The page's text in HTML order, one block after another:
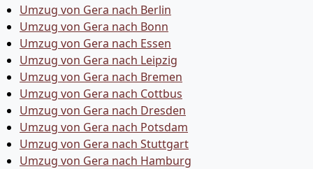
Umzug von Gera nach Berlin
Umzug von Gera nach Bonn
Umzug von Gera nach Essen
Umzug von Gera nach Leipzig
Umzug von Gera nach Bremen
Umzug von Gera nach Cottbus
Umzug von Gera nach Dresden
Umzug von Gera nach Potsdam
Umzug von Gera nach Stuttgart
Umzug von Gera nach Hamburg